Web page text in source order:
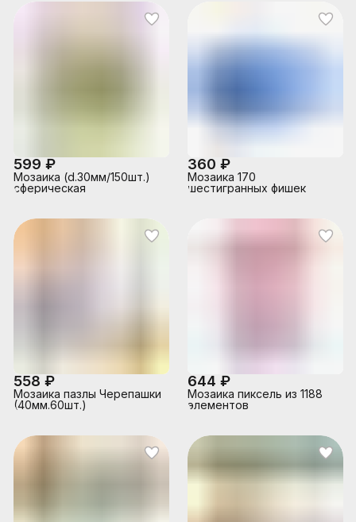
599 ₽
Мозаика (d.30мм/150шт.)
сферическая
360 ₽
Мозаика 170
шестигранных фишек
558 ₽
Мозаика пазлы Черепашки
(40мм.60шт.)
644 ₽
Мозаика пиксель из 1188
элементов